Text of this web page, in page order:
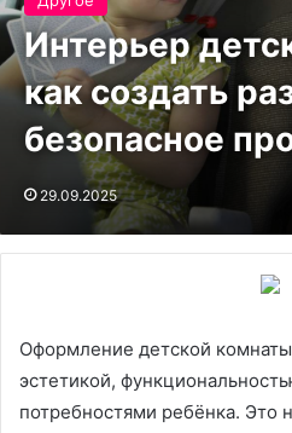
Интерьер
как создать
безопасное
29.09.2025
Оформление детской
эстетикой,
потребностями ребёнка. Это